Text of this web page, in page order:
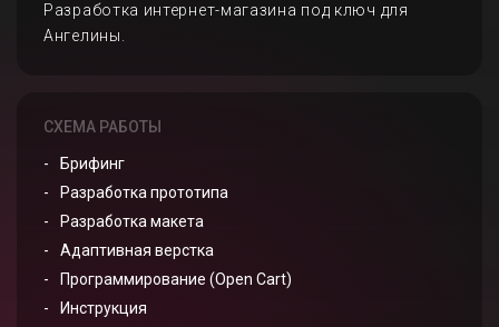
Разработка интернет-магазина под ключ для
Ангелины.
СХЕМА РАБОТЫ
Брифинг
Разработка прототипа
Разработка макета
Адаптивная верстка
Программирование (Open Cart)
Инструкция